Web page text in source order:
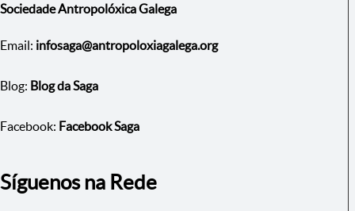
Sociedade Antropolóxica Galega
Email: infosaga@antropoloxiagalega.org
Blog: Blog da Saga
Facebook: Facebook Saga
Síguenos na Rede